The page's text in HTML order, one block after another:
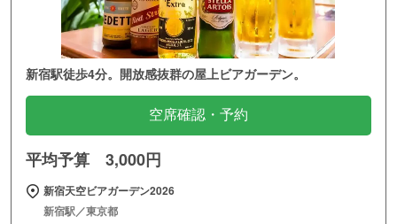
新宿駅徒歩4分。開放感抜群の屋上ビアガーデン。
空席確認・予約
平均予算 3,000円
新宿天空ビアガーデン2026
新宿駅／東京都